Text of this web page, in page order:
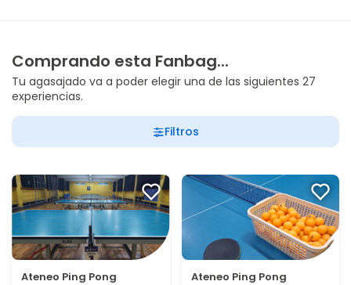
Comprando esta Fanbag...
Tu agasajado va a poder elegir una de las siguientes 27
experiencias.
Filtros
Ateneo Ping Pong Ateneo Ping Pong